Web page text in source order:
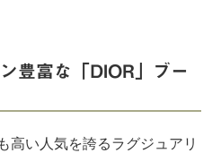
豊富な「DIOR」ブー
高い人気を誇るラグジュアリ